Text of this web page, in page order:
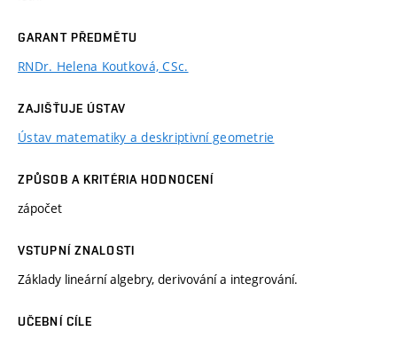
GARANT PŘEDMĚTU
RNDr. Helena Koutková, CSc.
ZAJIŠŤUJE ÚSTAV
Ústav matematiky a deskriptivní geometrie
ZPŮSOB A KRITÉRIA HODNOCENÍ
zápočet
VSTUPNÍ ZNALOSTI
Základy lineární algebry, derivování a integrování.
UČEBNÍ CÍLE